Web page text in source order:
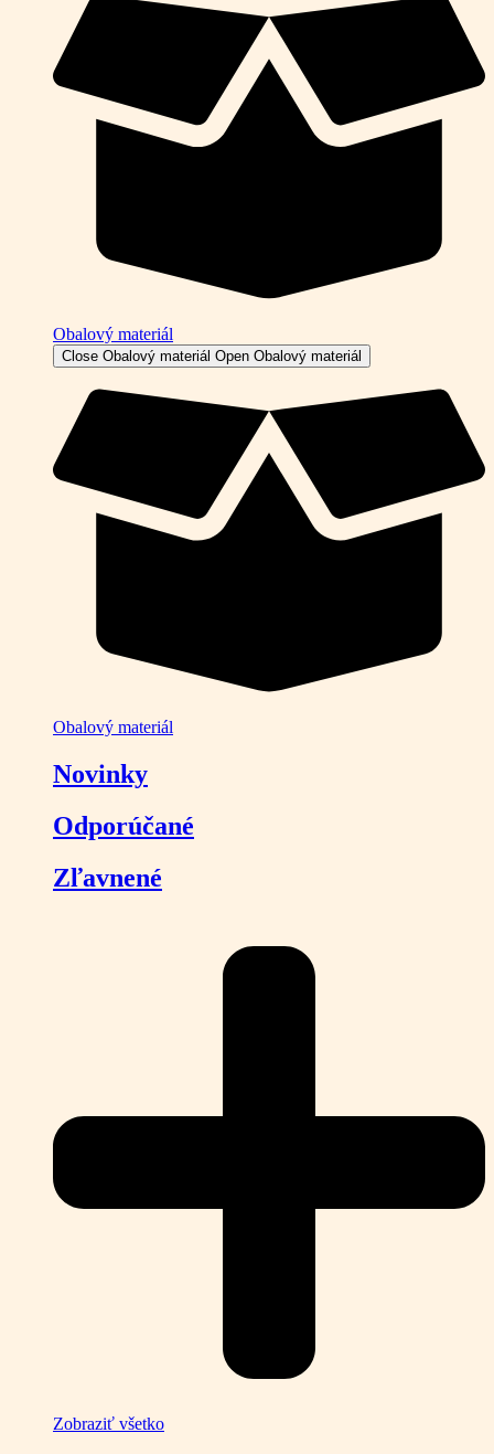
Obalový materiál
Close Obalový materiál Open Obalový materiál
Obalový materiál
Novinky
Odporúčané
Zľavnené
Zobraziť všetko